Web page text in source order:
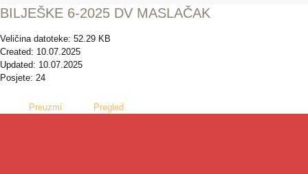
BILJEŠKE 6-2025 DV MASLAČAK
Veličina datoteke: 52.29 KB
Created: 10.07.2025
Updated: 10.07.2025
Posjete: 24
Preuzmi Pregled